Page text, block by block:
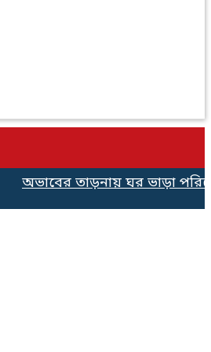
অভাবের তাড়নায় ঘর ভাড়া পরিশোধে